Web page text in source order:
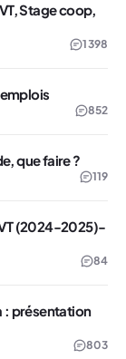
Stage coop,
1 398
852
que faire ?
119
(2024-2025)-
84
: présentation
803